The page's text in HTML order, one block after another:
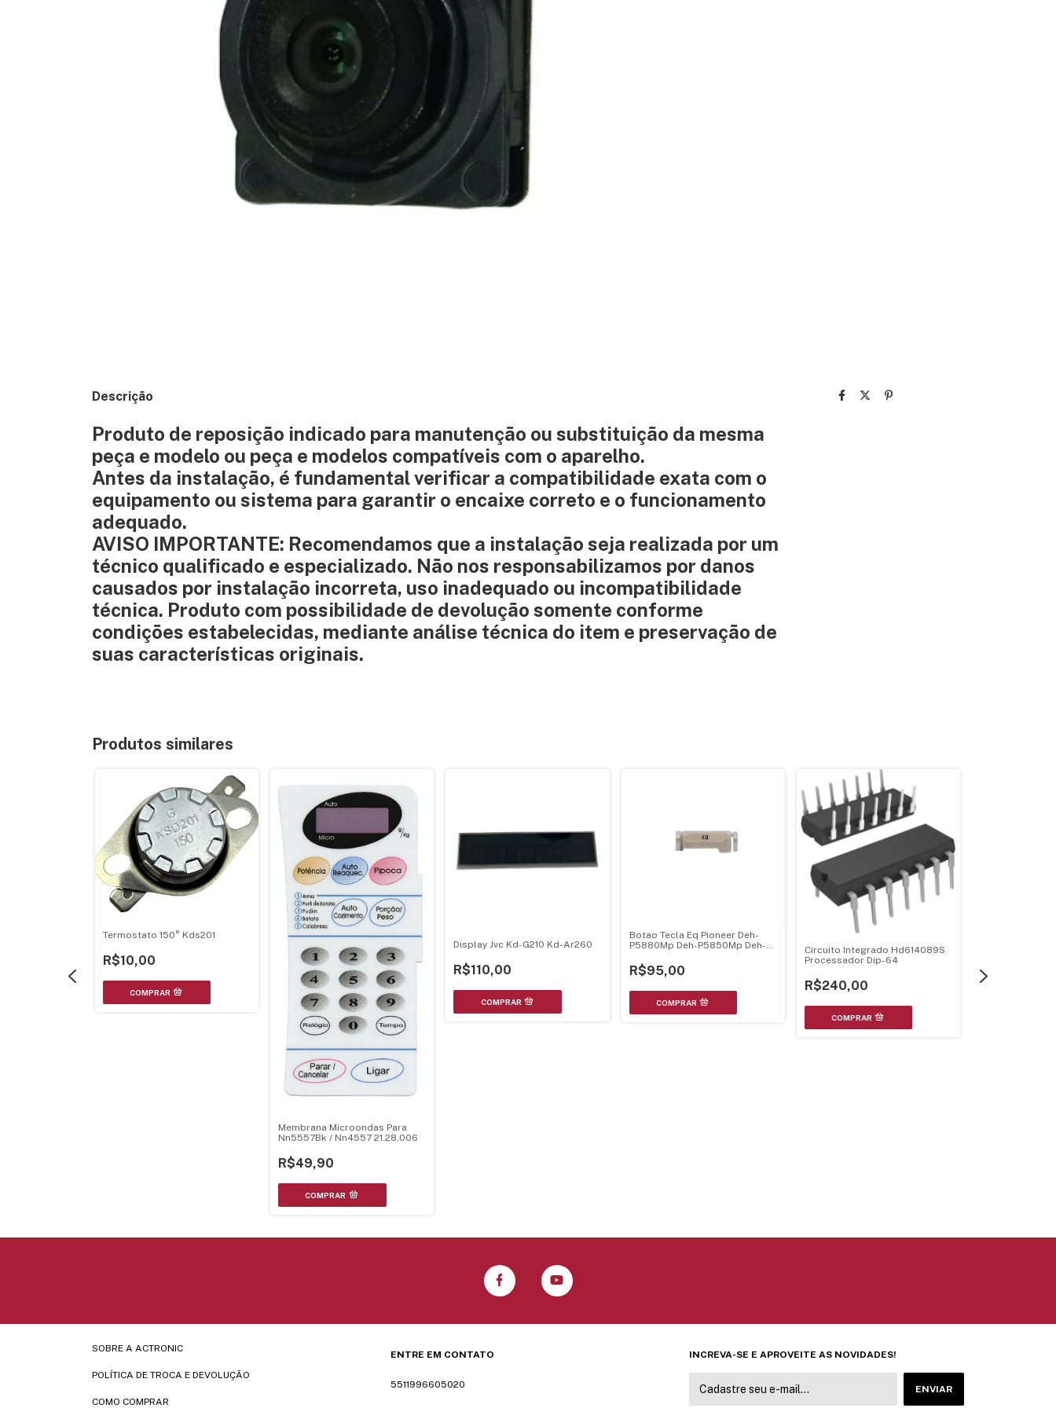
Descrição
Produto de reposição indicado para manutenção ou substituição da mesma
peça e modelo ou peça e modelos compatíveis com o aparelho.
Antes da instalação, é fundamental verificar a compatibilidade exata com o
equipamento ou sistema para garantir o encaixe correto e o funcionamento
adequado.
AVISO IMPORTANTE: Recomendamos que a instalação seja realizada por um
técnico qualificado e especializado. Não nos responsabilizamos por danos
causados por instalação incorreta, uso inadequado ou incompatibilidade
técnica. Produto com possibilidade de devolução somente conforme
condições estabelecidas, mediante análise técnica do item e preservação de
suas características originais.
Produtos similares
Termostato 150° Kds201
R$10,00
Membrana Microondas Para
Nn5557Bk / Nn4557 21.28.006
R$49,90
Display Jvc Kd-G210 Kd-Ar260
R$110,00
Botao Tecla Eq Pioneer Deh-
P5880Mp Deh-P5850Mp Deh-
R$95,00
Circuito Integrado Hd614089S
Processador Dip-64
R$240,00
SOBRE A ACTRONIC
POLÍTICA DE TROCA E DEVOLUÇÃO
COMO COMPRAR
ENTRE EM CONTATO
5511996605020
INCREVA-SE E APROVEITE AS NOVIDADES!